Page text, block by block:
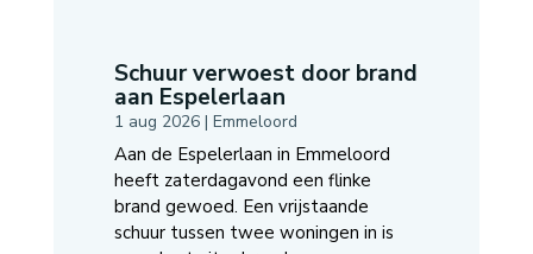
Schuur verwoest door brand
aan Espelerlaan
1 aug 2026| Emmeloord
Aan de Espelerlaan in Emmeloord
heeft zaterdagavond een flinke
brand gewoed. Een vrijstaande
schuur tussen twee woningen in is